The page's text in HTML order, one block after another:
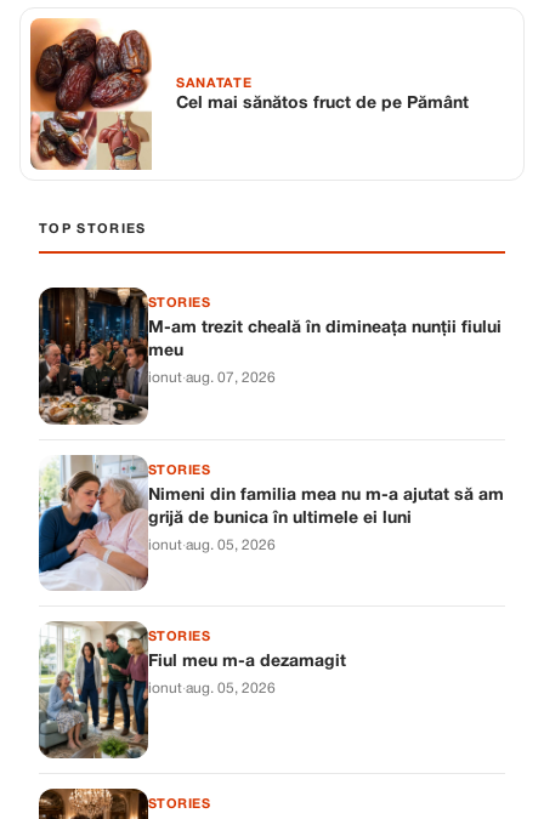
SANATATE
Cel mai sănătos fruct de pe Pământ
TOP STORIES
STORIES
M-am trezit cheală în dimineața nunții fiului
meu
ionut·aug. 07, 2026
STORIES
Nimeni din familia mea nu m-a ajutat să am
grijă de bunica în ultimele ei luni
ionut·aug. 05, 2026
STORIES
Fiul meu m-a dezamagit
ionut·aug. 05, 2026
STORIES